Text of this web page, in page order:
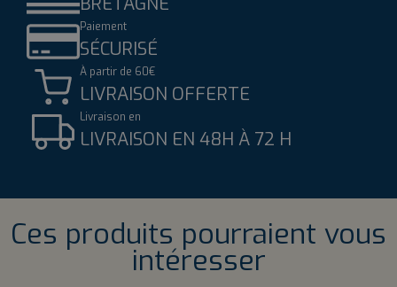
Paiement
SÉCURISÉ
À partir de 60€
LIVRAISON OFFERTE
Livraison en
LIVRAISON EN 48H À 72 H
Ces produits pourraient vous
intéresser